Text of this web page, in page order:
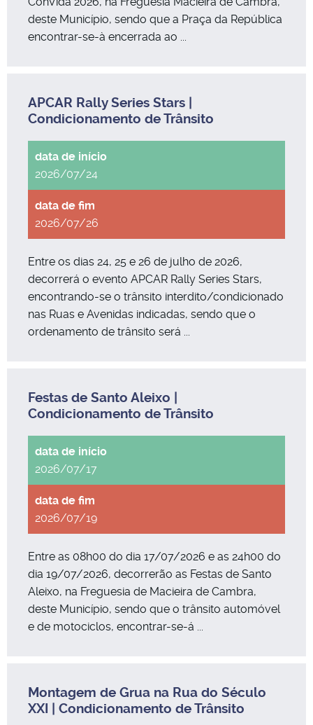
deste Município, sendo que a Praça da República
encontrar-se-à encerrada ao ...
APCAR Rally Series Stars |
Condicionamento de Trânsito
2026/07/24
2026/07/26
Entre os dias 24, 25 e 26 de julho de 2026,
decorrerá o evento APCAR Rally Series Stars,
encontrando-se o trânsito interdito/condicionado
nas Ruas e Avenidas indicadas, sendo que o
ordenamento de trânsito será ...
Festas de Santo Aleixo |
Condicionamento de Trânsito
2026/07/17
2026/07/19
Entre as 08h00 do dia 17/07/2026 e as 24h00 do
dia 19/07/2026, decorrerão as Festas de Santo
Aleixo, na Freguesia de Macieira de Cambra,
deste Município, sendo que o trânsito automóvel
e de motociclos, encontrar-se-á ...
Montagem de Grua na Rua do Século
XXI | Condicionamento de Trânsito